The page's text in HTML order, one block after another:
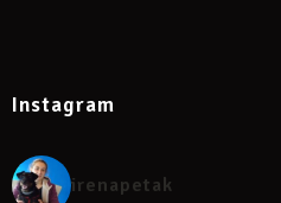
Instagram
irenapetak